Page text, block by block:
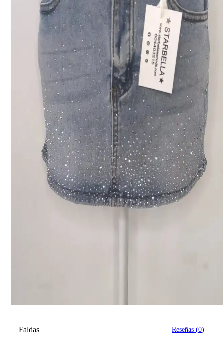
Faldas Reseñas (0)